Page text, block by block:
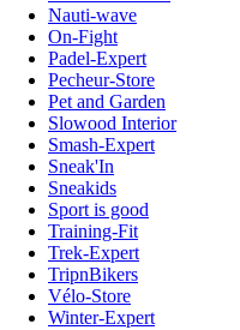
Nauti-wave
On-Fight
Padel-Expert
Pecheur-Store
Pet and Garden
Slowood Interior
Smash-Expert
Sneak'In
Sneakids
Sport is good
Training-Fit
Trek-Expert
TripnBikers
Vélo-Store
Winter-Expert